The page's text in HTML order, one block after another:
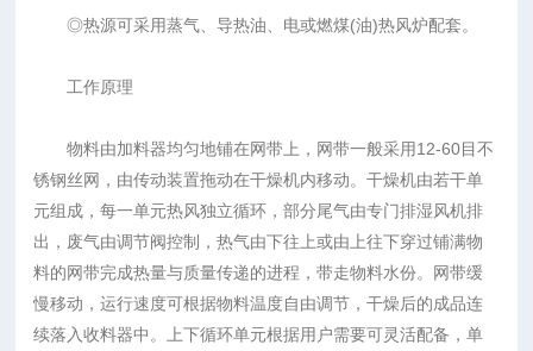
◎热源可采用蒸气、导热油、电或燃煤(油)热风炉配套。
工作原理
物料由加料器均匀地铺在网带上，网带一般采用12-60目不
锈钢丝网，由传动装置拖动在干燥机内移动。干燥机由若干单
元组成，每一单元热风独立循环，部分尾气由专门排湿风机排
出，废气由调节阀控制，热气由下往上或由上往下穿过铺满物
料的网带完成热量与质量传递的进程，带走物料水份。网带缓
慢移动，运行速度可根据物料温度自由调节，干燥后的成品连
续落入收料器中。上下循环单元根据用户需要可灵活配备，单